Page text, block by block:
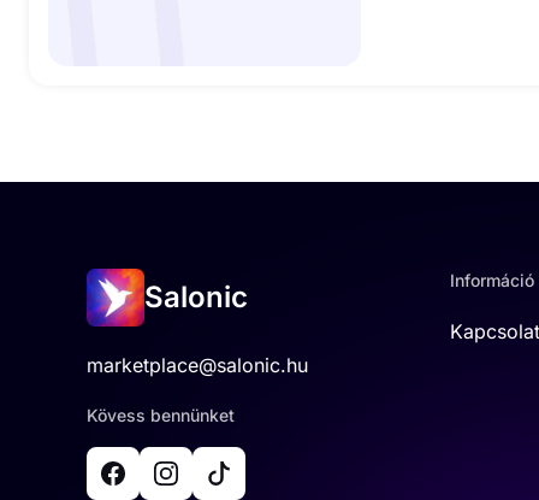
Salonic
marketplace@salonic.hu
Kövess bennünket
Információ
Kapcsolat